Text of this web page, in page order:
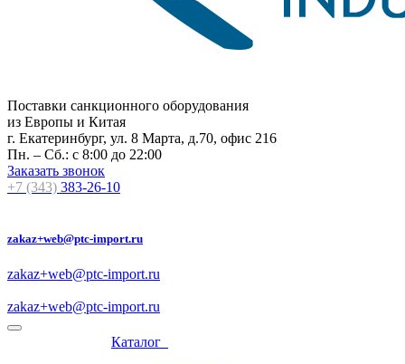
Поставки санкционного оборудования
из Европы и Китая
г. Екатеринбург, ул. 8 Марта, д.70, офис 216
Пн. – Сб.: с 8:00 до 22:00
Заказать звонок
+7 (343) 383-26-10
zakaz+web@ptc-import.ru
zakaz+web@ptc-import.ru
zakaz+web@ptc-import.ru
Каталог